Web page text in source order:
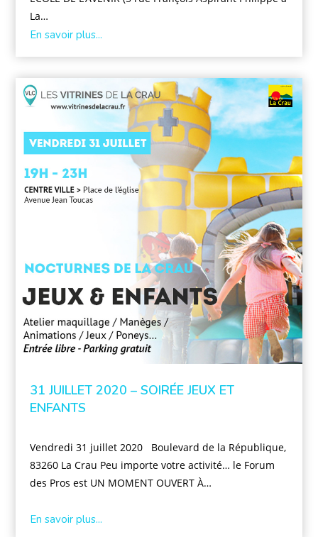
La…
En savoir plus...
31 JUILLET 2020 – SOIRÉE JEUX ET
ENFANTS
Vendredi 31 juillet 2020 Boulevard de la République,
83260 La Crau Peu importe votre activité… le Forum
des Pros est UN MOMENT OUVERT À…
En savoir plus...